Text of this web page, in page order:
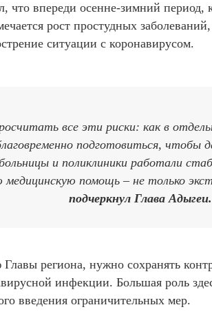
что впереди осенне-зимний период,
рост простудных
ситуации с коронавирусом.
все эти риски: как в
подготовиться, чтобы
и поликлиники работали
медицинскую помощь – не только
подчеркнул Глава Адыгеи.
региона, нужно сохранять
инфекции. Большая роль
введения ограничительных мер.